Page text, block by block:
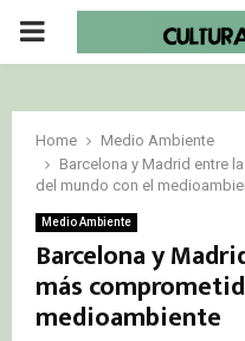
PRIMARY
Home
Medio Ambiente
Barcelona y Madrid entre
del mundo con el
Medio Ambiente
Barcelona y
más
medioambiente